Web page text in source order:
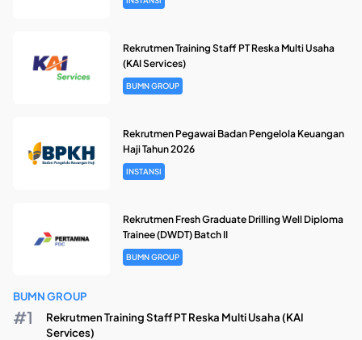
Rekrutmen Training Staff PT Reska Multi Usaha
(KAI Services)
BUMN GROUP
Rekrutmen Pegawai Badan Pengelola Keuangan
Haji Tahun 2026
INSTANSI
Rekrutmen Fresh Graduate Drilling Well Diploma
Trainee (DWDT) Batch II
BUMN GROUP
BUMN GROUP
Rekrutmen Training Staff PT Reska Multi Usaha (KAI
Services)